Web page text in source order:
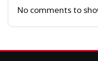
No comments to